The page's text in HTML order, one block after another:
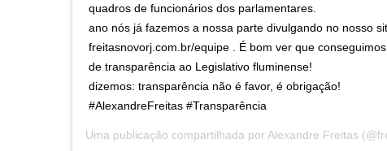
quadros de funcionários dos parlamentares.
ano nós já fazemos a nossa parte divulgando no nosso
freitasnovorj.com.br/equipe . É bom ver que
de transparência ao Legislativo fluminense!
dizemos: transparência não é favor, é obrigação!
#AlexandreFreitas #Transparência
Uma publicação compartilhada por Alexandre Freitas